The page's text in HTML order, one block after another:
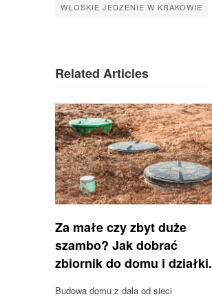
WŁOSKIE JEDZENIE W KRAKOWIE
Related Articles
Za małe czy zbyt duże
szambo? Jak dobrać
zbiornik do domu i działki.
Budowa domu z dala od sieci